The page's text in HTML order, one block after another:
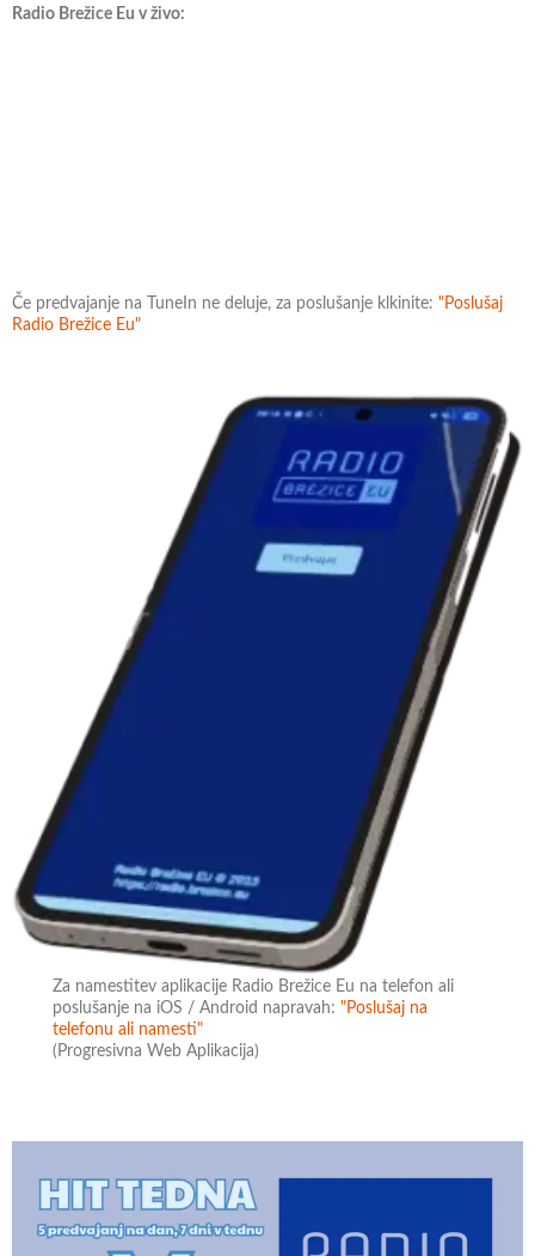
Radio Brežice Eu v živo:
Če predvajanje na TuneIn ne deluje, za poslušanje klkinite: "Poslušaj
Radio Brežice Eu"
Za namestitev aplikacije Radio Brežice Eu na telefon ali
poslušanje na iOS / Android napravah:"Poslušaj na
telefonu ali namesti"
(Progresivna Web Aplikacija)